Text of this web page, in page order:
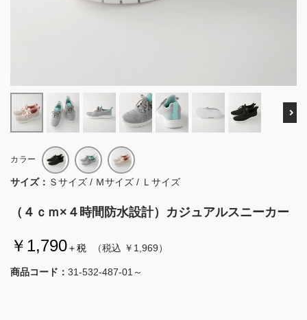
（４ｃｍ×４時間防水設計）カジュアルスニーカー
￥1,790＋税 （税込 ￥1,969）
商品コード： 31-532-487-01～
カラー
サイズ： Ｓサイズ / Ｍサイズ / Ｌサイズ